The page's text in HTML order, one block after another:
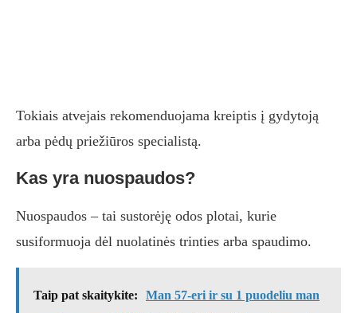
Tokiais atvejais rekomenduojama kreiptis į gydytoją
arba pėdų priežiūros specialistą.
Kas yra nuospaudos?
Nuospaudos – tai sustorėję odos plotai, kurie
susiformuoja dėl nuolatinės trinties arba spaudimo.
Taip pat skaitykite:
Man 57-eri ir su 1 puodeliu man